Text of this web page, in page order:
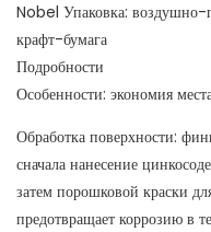
Nobel Упаковка: воздушно-
крафт-бумага
Подробности
Особенности: экономия
Обработка поверхности:
сначала нанесение
затем порошковой краски
предотвращает коррозию в